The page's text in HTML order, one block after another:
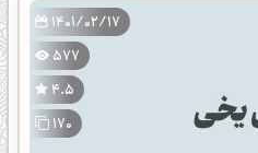
1401/02/17
577
4.5
170